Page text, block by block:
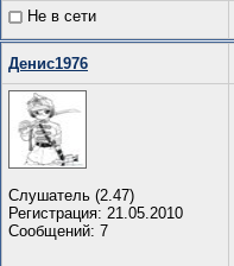
Не в сети
Денис1976
Слушатель (2.47)
Регистрация: 21.05.2010
Сообщений: 7